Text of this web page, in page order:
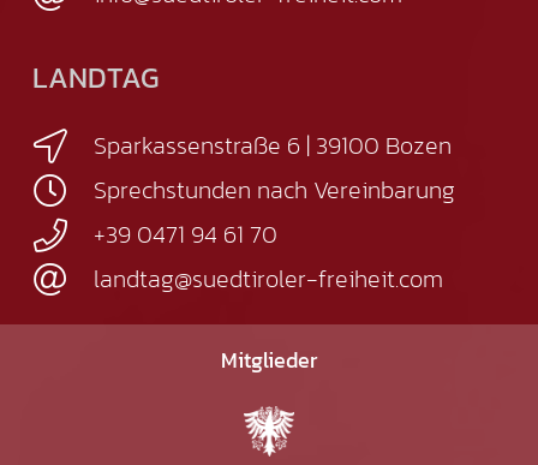
LANDTAG
Sparkassenstraße 6 | 39100 Bozen
Sprechstunden nach Vereinbarung
+39 0471 94 61 70
landtag@suedtiroler-freiheit.com
Mitglieder